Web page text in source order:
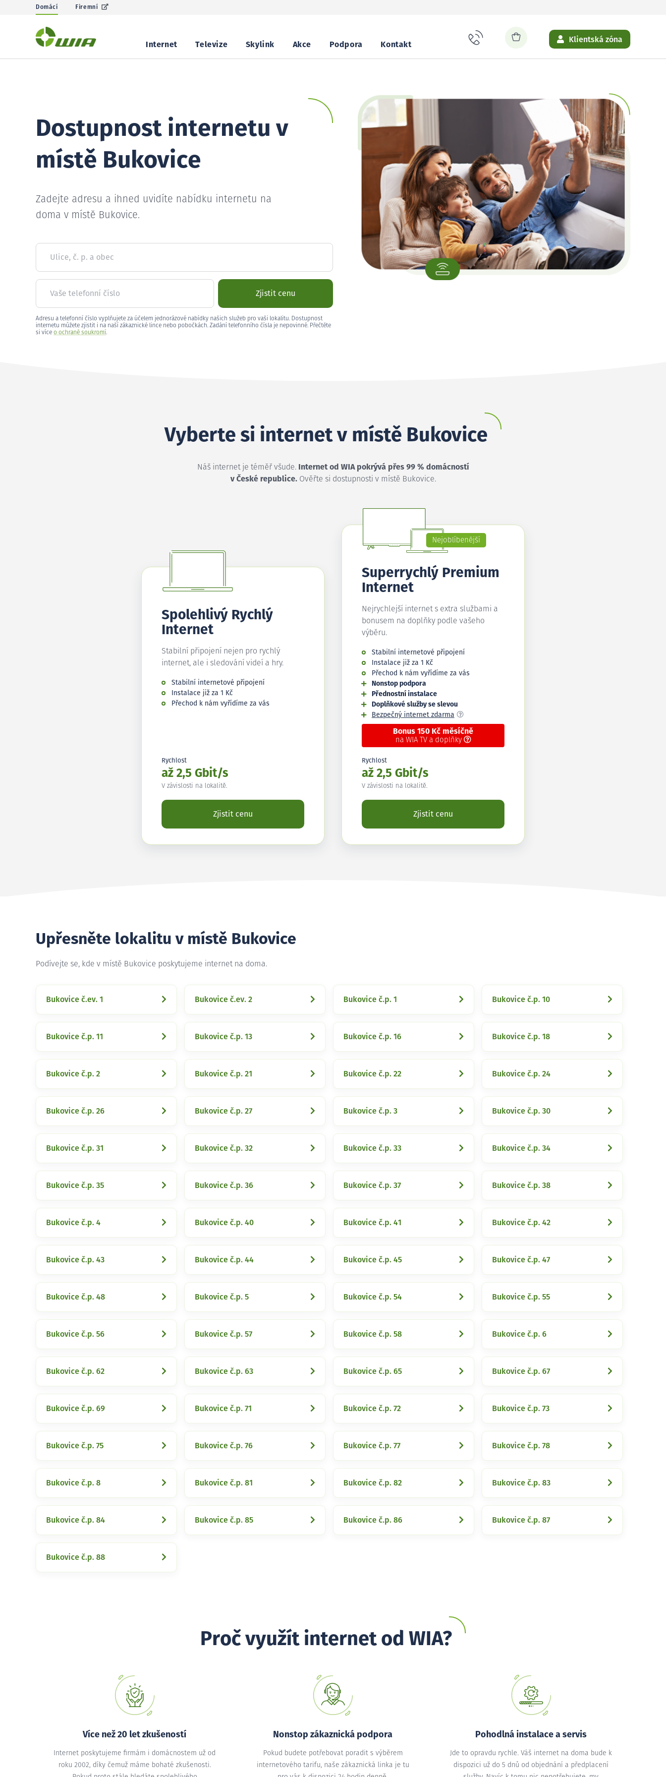
Domácí Firemní
Internet Televize Skylink Akce Podpora Kontakt
Klientská zóna
Dostupnost internetu v
místě Bukovice
Zadejte adresu a ihned uvidíte nabídku internetu na
doma v místě Bukovice.
Ulice, č. p. a obec
Vaše telefonní číslo Zjistit cenu
Adresu a telefonní číslo vyplňujete za účelem jednorázové nabídky našich služeb pro vaši lokalitu. Dostupnost
internetu můžete zjistit i na naší zákaznické lince nebo pobočkách. Zadání telefonního čísla je nepovinné. Přečtěte
si více o ochraně soukromí.
Vyberte si internet v místě Bukovice
Náš internet je téměř všude.
Internet od WIA pokrývá přes 99 % domácností
v České republice.Ověřte si dostupnosti v místě Bukovice.
Spolehlivý Rychlý
Internet
Stabilní připojení nejen pro rychlý
internet, ale i sledování videí a hry.
Stabilní internetové připojení
Instalace již za 1 Kč
Přechod k nám vyřídíme za vás
Rychlost
až 2,5 Gbit/s
V závislosti na lokalitě.
Zjistit cenu
Nejoblíbenější
Superrychlý Premium
Internet
Nejrychlejší internet s extra službami a
bonusem na doplňky podle vašeho
výběru.
Stabilní internetové připojení
Instalace již za 1 Kč
Přechod k nám vyřídíme za vás
Nonstop podpora
Přednostní instalace
Doplňkové služby se slevou
Bezpečný internet zdarma
Bonus 150 Kč měsíčně
na WIA TV a doplňky
Rychlost
až 2,5 Gbit/s
V závislosti na lokalitě.
Zjistit cenu
Upřesněte lokalitu v místě Bukovice
Podívejte se, kde v místě Bukovice poskytujeme internet na doma.
Bukovice č.ev. 1 Bukovice č.ev. 2 Bukovice č.p. 1 Bukovice č.p. 10
Bukovice č.p. 11 Bukovice č.p. 13 Bukovice č.p. 16 Bukovice č.p. 18
Bukovice č.p. 2 Bukovice č.p. 21 Bukovice č.p. 22 Bukovice č.p. 24
Bukovice č.p. 26 Bukovice č.p. 27 Bukovice č.p. 3 Bukovice č.p. 30
Bukovice č.p. 31 Bukovice č.p. 32 Bukovice č.p. 33 Bukovice č.p. 34
Bukovice č.p. 35 Bukovice č.p. 36 Bukovice č.p. 37 Bukovice č.p. 38
Bukovice č.p. 4 Bukovice č.p. 40 Bukovice č.p. 41 Bukovice č.p. 42
Bukovice č.p. 43 Bukovice č.p. 44 Bukovice č.p. 45 Bukovice č.p. 47
Bukovice č.p. 48 Bukovice č.p. 5 Bukovice č.p. 54 Bukovice č.p. 55
Bukovice č.p. 56 Bukovice č.p. 57 Bukovice č.p. 58 Bukovice č.p. 6
Bukovice č.p. 62 Bukovice č.p. 63 Bukovice č.p. 65 Bukovice č.p. 67
Bukovice č.p. 69 Bukovice č.p. 71 Bukovice č.p. 72 Bukovice č.p. 73
Bukovice č.p. 75 Bukovice č.p. 76 Bukovice č.p. 77 Bukovice č.p. 78
Bukovice č.p. 8 Bukovice č.p. 81 Bukovice č.p. 82 Bukovice č.p. 83
Bukovice č.p. 84 Bukovice č.p. 85 Bukovice č.p. 86 Bukovice č.p. 87
Bukovice č.p. 88
Proč využít internet od WIA?
Více než 20 let zkušeností
Internet poskytujeme firmám i domácnostem už od
roku 2002, díky čemuž máme bohaté zkušenosti.
Nonstop zákaznická podpora
Pokud budete potřebovat poradit s výběrem
internetového tarifu, naše zákaznická linka je tu
Pohodlná instalace a servis
Jde to opravdu rychle. Váš internet na doma bude k
dispozici už do 5 dnů od objednání a předplacení